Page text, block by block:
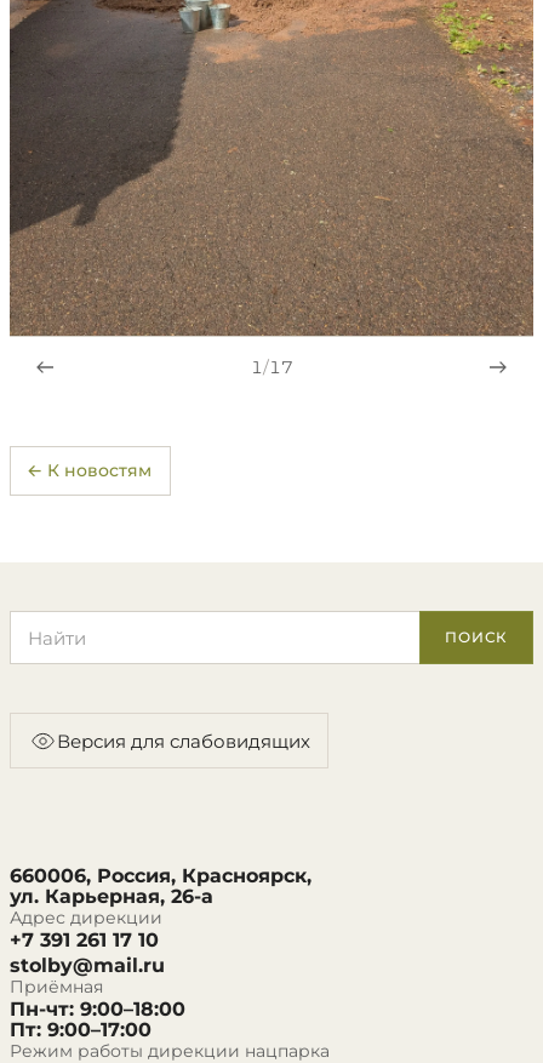
1/17
← К новостям
ПОИСК
Версия для слабовидящих
660006, Россия, Красноярск,
ул. Карьерная, 26-а
Адрес дирекции
+7 391 261 17 10
stolby@mail.ru
Приёмная
Пн-чт: 9:00–18:00
Пт: 9:00–17:00
Режим работы дирекции нацпарка